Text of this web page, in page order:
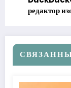
редактор